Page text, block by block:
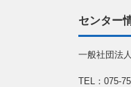
センター
一般社団法
TEL：075-